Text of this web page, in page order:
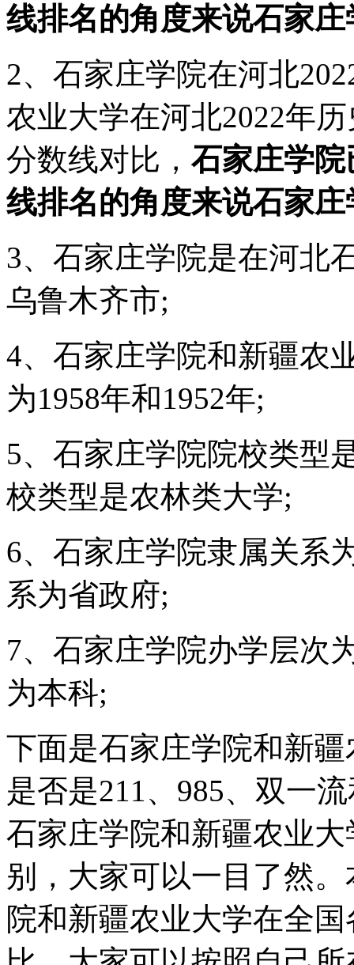
线排名的角度来说石家
2、石家庄学院在河北
农业大学在河北2022年
分数线对比， 石家庄学
线排名的角度来说石家
3、石家庄学院是在河北
乌鲁木齐市;
4、石家庄学院和新疆农
为1958年和1952年;
5、石家庄学院院校类型
校类型是农林类大学;
6、石家庄学院隶属关系
系为省政府;
7、石家庄学院办学层次
为本科;
下面是石家庄学院和新
是否是211、985、双一
石家庄学院和新疆农业
别，大家可以一目了然
院和新疆农业大学在全